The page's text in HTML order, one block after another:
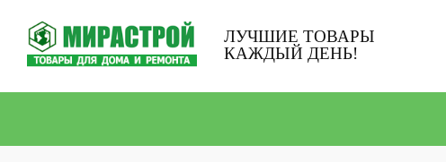
ЛУЧШИЕ ТОВАРЫ
КАЖДЫЙ ДЕНЬ!